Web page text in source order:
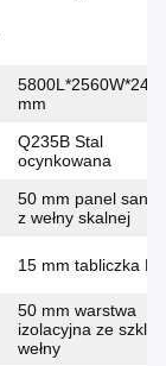
mm
Q235B Stal
ocynkowana
50 mm panel
z wełny skalnej
15 mm tabliczka
50 mm warstwa
izolacyjna ze
wełny